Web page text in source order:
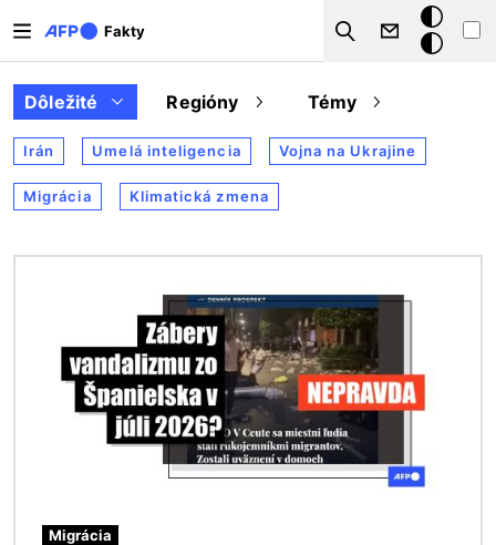
Fakty
Search
Tmavý
režim
Dôležité Regióny Témy
Irán Umelá inteligencia Vojna na Ukrajine
Migrácia Klimatická zmena
Migrácia